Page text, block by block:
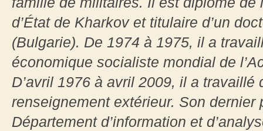
d’État de Kharkov et titulaire d’un
(Bulgarie). De 1974 à 1975, il a
économique socialiste mondial de
D’avril 1976 à avril 2009, il a travaillé
renseignement extérieur. Son
Département d’information et